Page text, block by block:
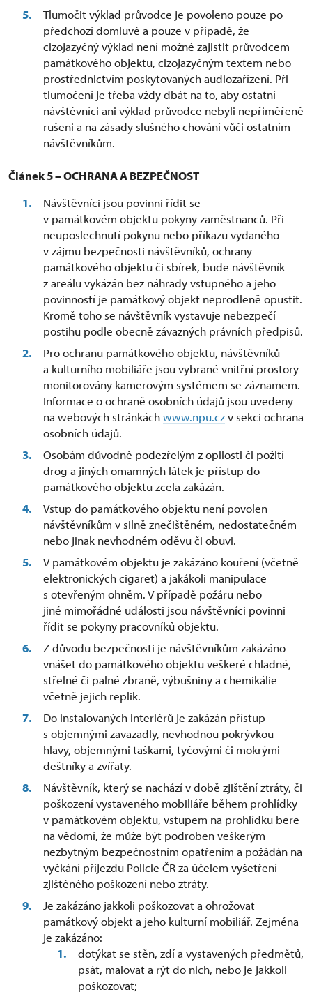
Tlumočit výklad průvodce je povoleno pouze po
předchozí domluvě a pouze v případě, že
cizojazyčný výklad není možné zajistit průvodcem
památkového objektu, cizojazyčným textem nebo
prostřednictvím poskytovaných audiozařízení. Při
tlumočení je třeba vždy dbát na to, aby ostatní
návštěvníci ani výklad průvodce nebyli nepřiměřeně
rušeni a na zásady slušného chování vůči ostatním
návštěvníkům.
Článek 5 – OCHRANA A BEZPEČNOST
Návštěvníci jsou povinni řídit se
v památkovém objektu pokyny zaměstnanců. Při
neuposlechnutí pokynu nebo příkazu vydaného
v zájmu bezpečnosti návštěvníků, ochrany
památkového objektu či sbírek, bude návštěvník
z areálu vykázán bez náhrady vstupného a jeho
povinností je památkový objekt neprodleně opustit.
Kromě toho se návštěvník vystavuje nebezpečí
postihu podle obecně závazných právních předpisů.
Pro ochranu památkového objektu, návštěvníků
a kulturního mobiliáře jsou vybrané vnitřní prostory
monitorovány kamerovým systémem se záznamem.
Informace o ochraně osobních údajů jsou uvedeny
na webových stránkáchwww.npu.czv sekci ochrana
osobních údajů.
Osobám důvodně podezřelým z opilosti či požití
drog a jiných omamných látek je přístup do
památkového objektu zcela zakázán.
Vstup do památkového objektu není povolen
návštěvníkům v silně znečištěném, nedostatečném
nebo jinak nevhodném oděvu či obuvi.
V památkovém objektu je zakázáno kouření (včetně
elektronických cigaret) a jakákoli manipulace
s otevřeným ohněm. V případě požáru nebo
jiné mimořádné události jsou návštěvníci povinni
řídit se pokyny pracovníků objektu.
Z důvodu bezpečnosti je návštěvníkům zakázáno
vnášet do památkového objektu veškeré chladné,
střelné či palné zbraně, výbušniny a chemikálie
včetně jejich replik.
Do instalovaných interiérů je zakázán přístup
s objemnými zavazadly, nevhodnou pokrývkou
hlavy, objemnými taškami, tyčovými či mokrými
deštníky a zvířaty.
Návštěvník, který se nachází v době zjištění ztráty, či
poškození vystaveného mobiliáře během prohlídky
v památkovém objektu, vstupem na prohlídku bere
na vědomí, že může být podroben veškerým
nezbytným bezpečnostním opatřením a požádán na
vyčkání příjezdu Policie ČR za účelem vyšetření
zjištěného poškození nebo ztráty.
Je zakázáno jakkoli poškozovat a ohrožovat
památkový objekt a jeho kulturní mobiliář. Zejména
je zakázáno:
dotýkat se stěn, zdí a vystavených předmětů,
psát, malovat a rýt do nich, nebo je jakkoli
poškozovat;